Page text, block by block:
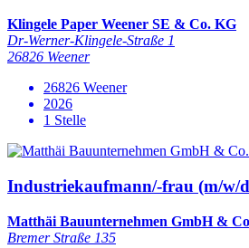
Klingele Paper Weener SE & Co. KG
Dr-Werner-Klingele-Straße 1
26826 Weener
26826 Weener
2026
1 Stelle
Industriekaufmann/-frau (m/w/
Matthäi Bauunternehmen GmbH &
Bremer Straße 135